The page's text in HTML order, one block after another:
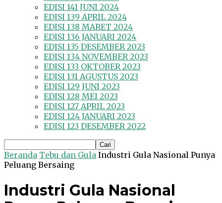
EDISI 141 JUNI 2024
EDISI 139 APRIL 2024
EDISI 138 MARET 2024
EDISI 136 JANUARI 2024
EDISI 135 DESEMBER 2023
EDISI 134 NOVEMBER 2023
EDISI 133 OKTOBER 2023
EDISI 131 AGUSTUS 2023
EDISI 129 JUNI 2023
EDISI 128 MEI 2023
EDISI 127 APRIL 2023
EDISI 124 JANUARI 2023
EDISI 123 DESEMBER 2022
Beranda Tebu dan Gula Industri Gula Nasional Punya
Peluang Bersaing
Industri Gula Nasional